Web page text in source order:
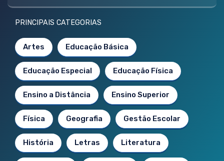
PRINCIPAIS CATEGORIAS
Artes Educação Básica
Educação Especial Educação Física
Ensino a Distância Ensino Superior
Física Geografia Gestão Escolar
História Letras Literatura